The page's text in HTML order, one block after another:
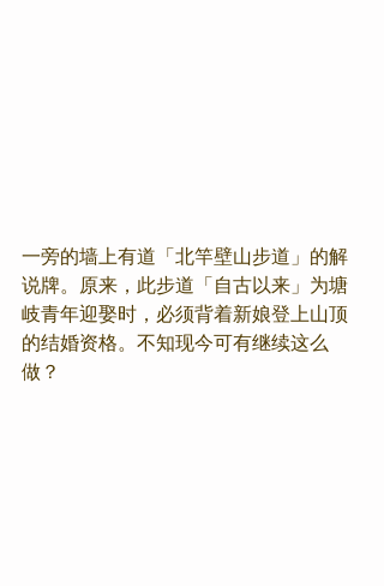
一旁的墙上有道「北竿壁山步道」的解
说牌。原来，此步道「自古以来」为塘
岐青年迎娶时，必须背着新娘登上山顶
的结婚资格。不知现今可有继续这么
做？